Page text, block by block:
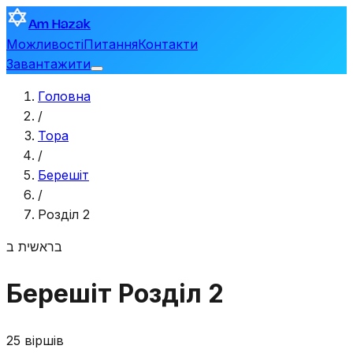
Am Hazak
МожливостіПитанняКонтакти
Завантажити
Головна
/
Тора
/
Берешіт
/
Розділ 2
בראשית ב
Берешіт Розділ 2
25 віршів